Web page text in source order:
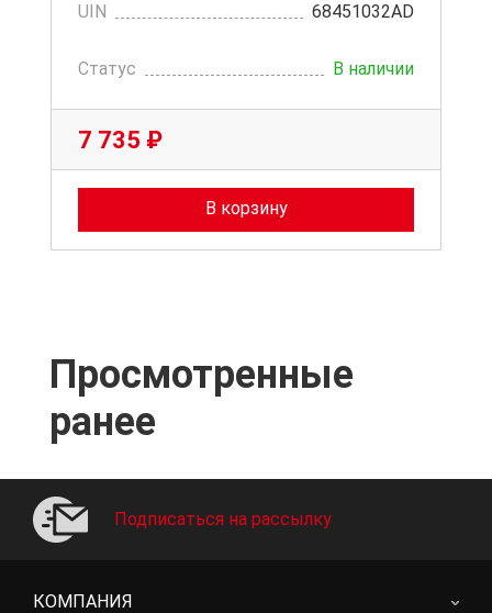
UIN
68451032AD
Статус В наличии
7 735 ₽
В корзину
Просмотренные
ранее
Подписаться на рассылку
КОМПАНИЯ